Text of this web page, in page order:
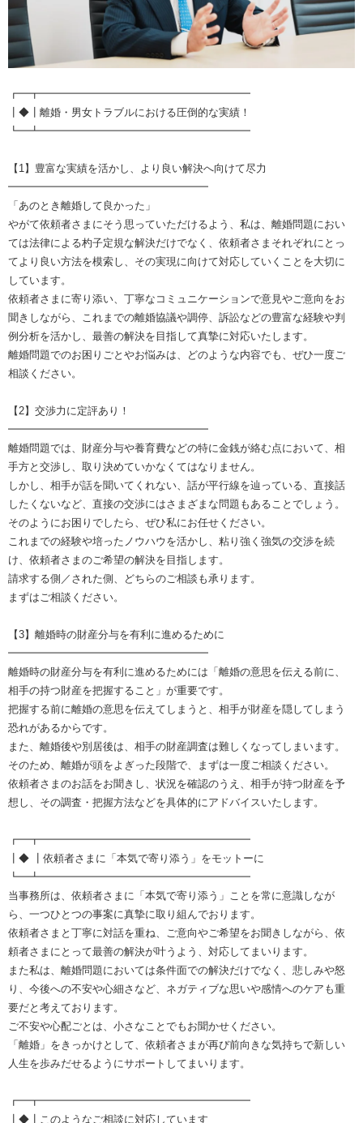
┏━┳━━━━━━━━━━━━━━━━━━━━
┃◆┃離婚・男女トラブルにおける圧倒的な実績！
┗━┻━━━━━━━━━━━━━━━━━━━━
【1】豊富な実績を活かし、より良い解決へ向けて尽力
━━━━━━━━━━━━━━━━━━━
「あのとき離婚して良かった」
やがて依頼者さまにそう思っていただけるよう、私は、離婚問題におい
ては法律による杓子定規な解決だけでなく、依頼者さまそれぞれにとっ
てより良い方法を模索し、その実現に向けて対応していくことを大切に
しています。
依頼者さまに寄り添い、丁寧なコミュニケーションで意見やご意向をお
聞きしながら、これまでの離婚協議や調停、訴訟などの豊富な経験や判
例分析を活かし、最善の解決を目指して真摯に対応いたします。
離婚問題でのお困りごとやお悩みは、どのような内容でも、ぜひ一度ご
相談ください。
【2】交渉力に定評あり！
━━━━━━━━━━━━━━━━━━━
離婚問題では、財産分与や養育費などの特に金銭が絡む点において、相
手方と交渉し、取り決めていかなくてはなりません。
しかし、相手が話を聞いてくれない、話が平行線を辿っている、直接話
したくないなど、直接の交渉にはさまざまな問題もあることでしょう。
そのようにお困りでしたら、ぜひ私にお任せください。
これまでの経験や培ったノウハウを活かし、粘り強く強気の交渉を続
け、依頼者さまのご希望の解決を目指します。
請求する側／された側、どちらのご相談も承ります。
まずはご相談ください。
【3】離婚時の財産分与を有利に進めるために
━━━━━━━━━━━━━━━━━━━
離婚時の財産分与を有利に進めるためには「離婚の意思を伝える前に、
相手の持つ財産を把握すること」が重要です。
把握する前に離婚の意思を伝えてしまうと、相手が財産を隠してしまう
恐れがあるからです。
また、離婚後や別居後は、相手の財産調査は難しくなってしまいます。
そのため、離婚が頭をよぎった段階で、まずは一度ご相談ください。
依頼者さまのお話をお聞きし、状況を確認のうえ、相手が持つ財産を予
想し、その調査・把握方法などを具体的にアドバイスいたします。
┏━┳━━━━━━━━━━━━━━━━━━━━
┃◆ ┃依頼者さまに「本気で寄り添う」をモットーに
┗━┻━━━━━━━━━━━━━━━━━━━━
当事務所は、依頼者さまに「本気で寄り添う」ことを常に意識しなが
ら、一つひとつの事案に真摯に取り組んでおります。
依頼者さまと丁寧に対話を重ね、ご意向やご希望をお聞きしながら、依
頼者さまにとって最善の解決が叶うよう、対応してまいります。
また私は、離婚問題においては条件面での解決だけでなく、悲しみや怒
り、今後への不安や心細さなど、ネガティブな思いや感情へのケアも重
要だと考えております。
ご不安や心配ごとは、小さなことでもお聞かせください。
「離婚」をきっかけとして、依頼者さまが再び前向きな気持ちで新しい
人生を歩みだせるようにサポートしてまいります。
┏━┳━━━━━━━━━━━━━━━━━━━━
┃◆┃このようなご相談に対応しています